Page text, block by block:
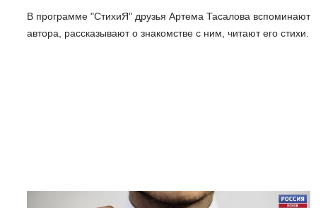
В программе "СтихиЯ" друзья Артема Тасалова вспоминают
автора, рассказывают о знакомстве с ним, читают его стихи.